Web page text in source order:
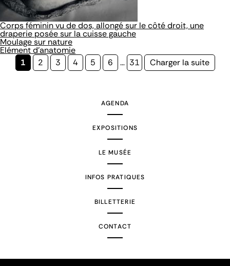
Corps féminin vu de dos, allongé sur le côté droit, une
draperie posée sur la cuisse gauche
Moulage sur nature
Elément d'anatomie
Page
1 Page
2 Page
3 Page
4 Page
5 Page
6 … Page
31
Page
Charger la suite
AGENDA
EXPOSITIONS
LE MUSÉE
INFOS PRATIQUES
BILLETTERIE
CONTACT